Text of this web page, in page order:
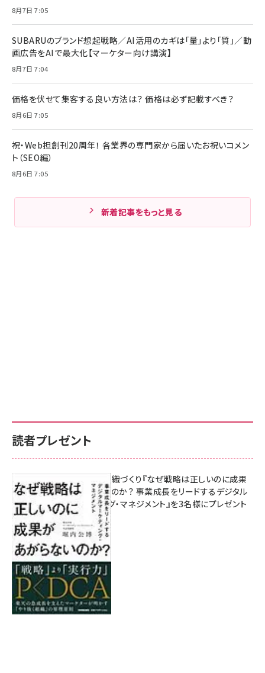
8月7日 7:05
SUBARUのブランド想起戦略／AI活用のカギは「量」より「質」／動
画広告をAIで最大化【マーケター向け講演】
8月7日 7:04
価格を伏せて集客する良い方法は？ 価格は必ず記載すべき？
8月6日 7:05
祝・Web担創刊20周年！ 各業界の専門家から届いたお祝いコメン
ト（SEO編）
8月6日 7:05
新着記事をもっと見る
読者プレゼント
成果を生む組織づくり『なぜ戦略は正しいのに成果
があがらないのか？ 事業成長をリードするデジタル
マーケティング・マネジメント』を3名様にプレゼント
8月7日 10:00